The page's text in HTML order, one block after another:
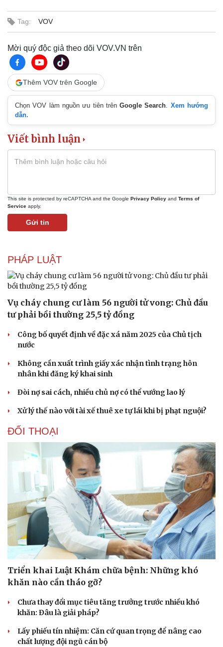
Doanh nghiệp
Thông tin doanh nghiệp
Doanh nghiệp 24h
Doanh nhân
Công nghệ
Sành điệu
Sức khỏe
Dinh dưỡng - món ngon
Sản phụ khoa
Nhi khoa
Nam khoa
Làm đẹp - giảm cân
Phòng mạch online
Đời sống
Tình yêu - Gia đình
Sân khấu - Điện ảnh
Văn học
Âm nhạc
Di sản
Nghệ sĩ
Sao Việt
Tag: VOV
Mời quý độc giả theo dõi VOV.VN trên
Thêm VOV trên Google
Chọn VOV làm nguồn ưu tiên trênGoogle Search. Xem hướng
dẫn.
Viết bình luận
This site is protected by reCAPTCHA and the Google Privacy Policy and Terms of
Service apply.
Gửi tin
PHÁP LUẬT
Vụ cháy chung cư làm 56 người tử vong: Chủ đầu
tư phải bồi thường 25,5 tỷ đồng
Công bố quyết định về đặc xá năm 2025 của Chủ tịch
nước
Không cần xuất trình giấy xác nhận tình trạng hôn
nhân khi đăng ký khai sinh
Đòi nợ sai cách, nhiều chủ nợ có thể vướng lao lý
Xử lý thế nào với tài xế thuê xe tự lái khi bị phạt nguội?
ĐỐI THOẠI
Triển khai Luật Khám chữa bệnh: Những khó
khăn nào cần tháo gỡ?
Chưa thay đổi mục tiêu tăng trưởng trước nhiều khó
khăn: Đâu là giải pháp?
Lấy phiếu tín nhiệm: Căn cứ quan trọng để nâng cao
chất lượng đội ngũ cán bộ